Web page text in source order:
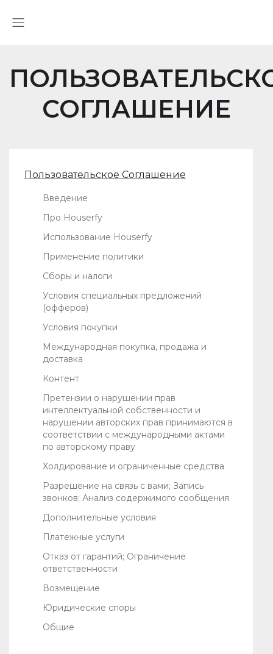
СОГЛАШЕНИЕ
Пользовательское Соглашение
Введение
Про Houserfy
Использование Houserfy
Применение политики
Сборы и налоги
Условия специальных предложений
(офферов)
Условия покупки
Международная покупка, продажа и
доставка
Контент
Претензии о нарушении прав
интеллектуальной собственности и
нарушении авторских прав принимаются в
соответствии с международными актами
по авторскому праву
Холдирование и ограниченные средства
Разрешение на связь с вами; Запись
звонков; Анализ содержимого сообщения
Дополнительные условия
Платежные услуги
Отказ от гарантий; Ограничение
ответственности
Возмещение
Юридические споры
Общие